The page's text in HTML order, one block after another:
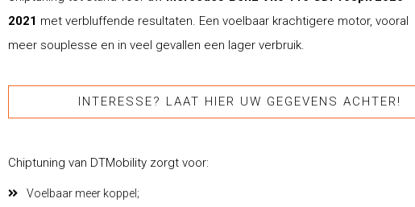
2021 met verbluffende resultaten. Een voelbaar krachtigere motor, vooral
meer souplesse en in veel gevallen een lager verbruik.
INTERESSE? LAAT HIER UW GEGEVENS ACHTER!
Chiptuning van DTMobility zorgt voor:
Voelbaar meer koppel;